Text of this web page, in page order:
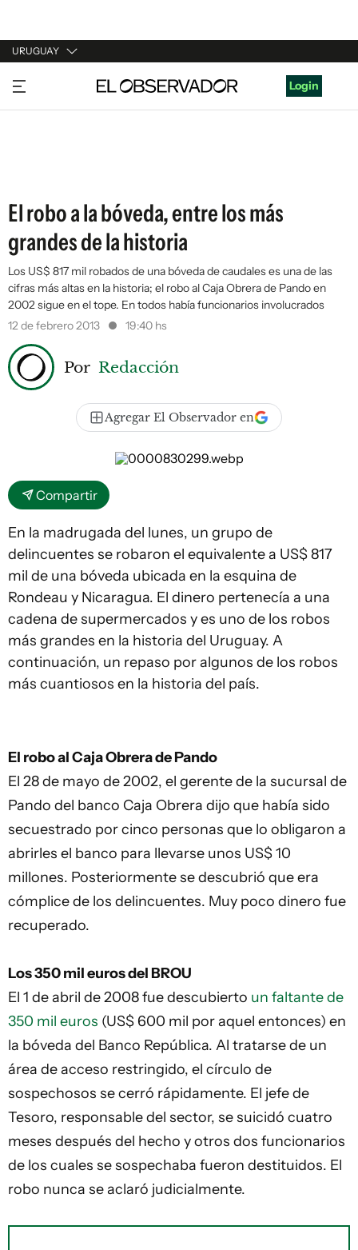
URUGUAY
URUGUAY
ARGENTINA
Login
El robo a la bóveda, entre los más
grandes de la historia
Los US$ 817 mil robados de una bóveda de caudales es una de las
cifras más altas en la historia; el robo al Caja Obrera de Pando en
2002 sigue en el tope. En todos había funcionarios involucrados
12 de febrero 2013
19:40 hs
Por Redacción
Agregar El Observador en
Compartir
En la madrugada del lunes, un grupo de
delincuentes se robaron el equivalente a US$ 817
mil de una bóveda ubicada en la esquina de
Rondeau y Nicaragua. El dinero pertenecía a una
cadena de supermercados y es uno de los robos
más grandes en la historia del Uruguay. A
continuación, un repaso por algunos de los robos
más cuantiosos en la historia del país.
El robo al Caja Obrera de Pando
El 28 de mayo de 2002, el gerente de la sucursal de
Pando del banco Caja Obrera dijo que había sido
secuestrado por cinco personas que lo obligaron a
abrirles el banco para llevarse unos US$ 10
millones. Posteriormente se descubrió que era
cómplice de los delincuentes. Muy poco dinero fue
recuperado.
Los 350 mil euros del BROU
El 1 de abril de 2008 fue descubierto un faltante de
350 mil euros (US$ 600 mil por aquel entonces) en
la bóveda del Banco República. Al tratarse de un
área de acceso restringido, el círculo de
sospechosos se cerró rápidamente. El jefe de
Tesoro, responsable del sector, se suicidó cuatro
meses después del hecho y otros dos funcionarios
de los cuales se sospechaba fueron destituidos. El
robo nunca se aclaró judicialmente.